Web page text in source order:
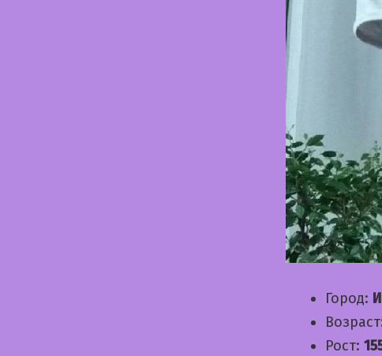
Город:
Рост: